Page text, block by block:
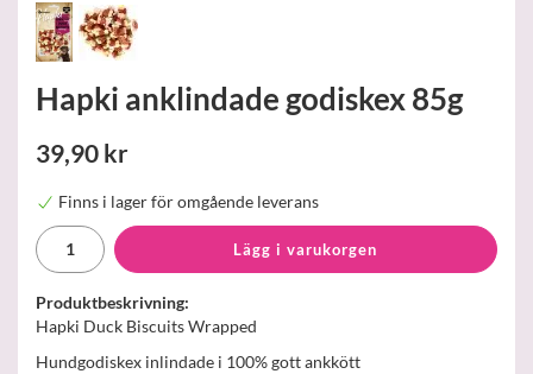
Hapki anklindade godiskex 85g
39,90 kr
Finns i lager för omgående leverans
Lägg i varukorgen
Produktbeskrivning:
Hapki Duck Biscuits Wrapped
Hundgodiskex inlindade i 100% gott ankkött